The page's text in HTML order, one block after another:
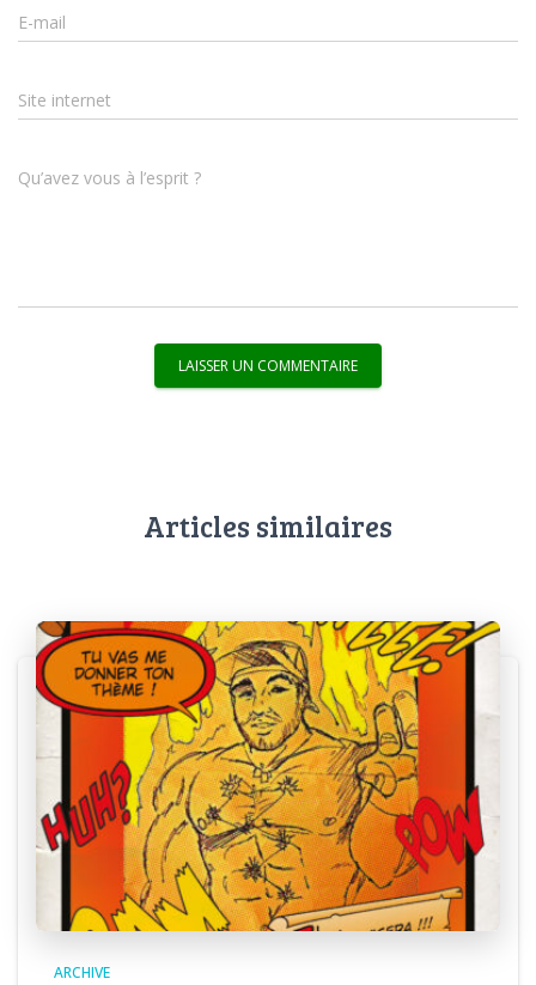
E-mail
Site internet
Qu’avez vous à l’esprit ?
Articles similaires
ARCHIVE